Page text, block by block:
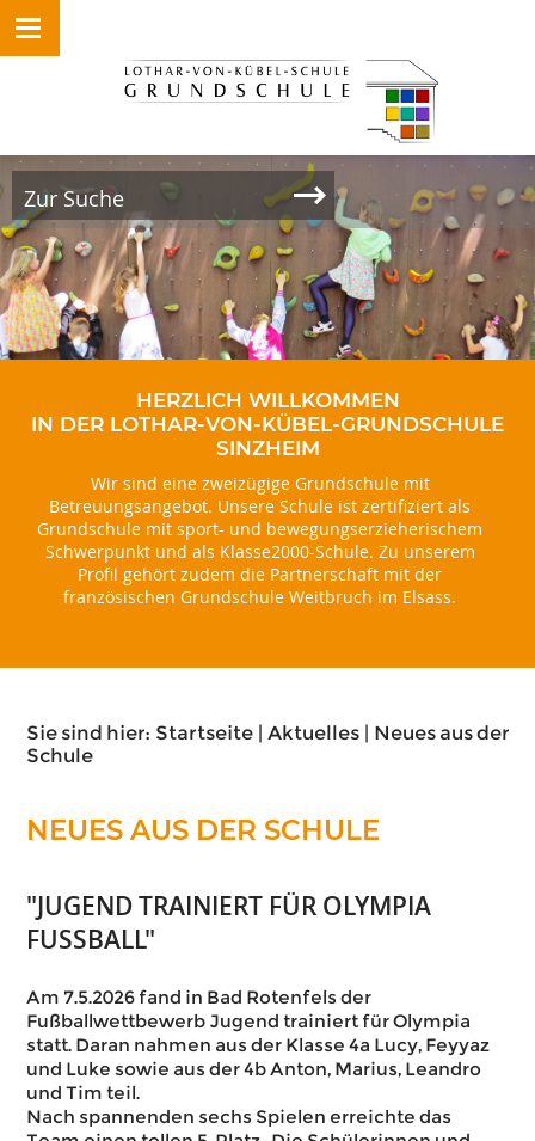
HERZLICH WILLKOMMEN
IN DER LOTHAR-VON-KÜBEL-GRUNDSCHULE
SINZHEIM
Wir sind eine zweizügige Grundschule mit
Betreuungsangebot. Unsere Schule ist zertifiziert als
Grundschule mit sport- und bewegungserzieherischem
Schwerpunkt und als Klasse2000-Schule. Zu unserem
Profil gehört zudem die Partnerschaft mit der
französischen Grundschule Weitbruch im Elsass.
Sie sind hier: Startseite Aktuelles
Neues aus der
Schule
NEUES AUS DER SCHULE
"JUGEND TRAINIERT FÜR OLYMPIA
FUSSBALL"
Am 7.5.2026 fand in Bad Rotenfels der
Fußballwettbewerb Jugend trainiert für Olympia
statt. Daran nahmen aus der Klasse 4a Lucy, Feyyaz
und Luke sowie aus der 4b Anton, Marius, Leandro
und Tim teil.
Nach spannenden sechs Spielen erreichte das